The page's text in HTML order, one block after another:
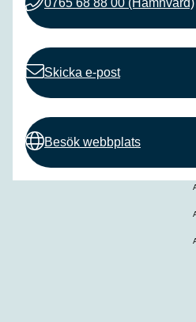
Skicka e-post
Besök webbplats